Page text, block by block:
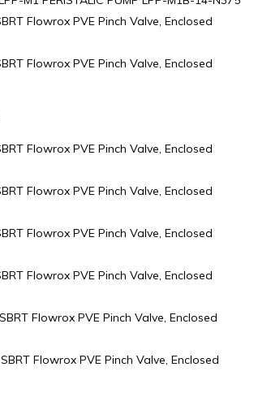
Flowrox PVE Pinch Valve, Enclosed
Flowrox PVE Pinch Valve, Enclosed
Flowrox PVE Pinch Valve, Enclosed
Flowrox PVE Pinch Valve, Enclosed
Flowrox PVE Pinch Valve, Enclosed
Flowrox PVE Pinch Valve, Enclosed
Flowrox PVE Pinch Valve, Enclosed
Flowrox PVE Pinch Valve, Enclosed